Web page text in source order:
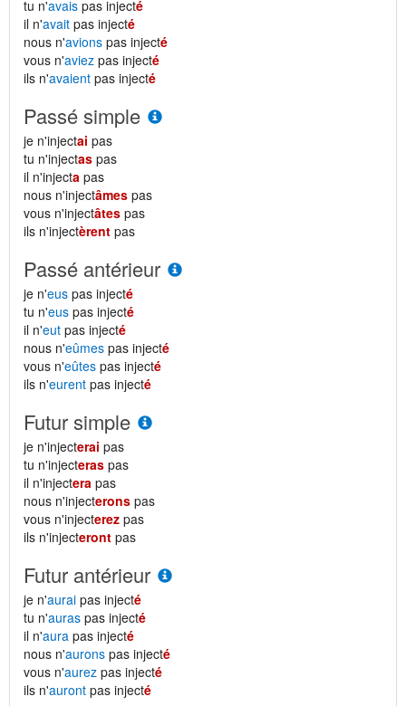
tu n'avais pas injecté
il n'avait pas injecté
nous n'avions pas injecté
vous n'aviez pas injecté
ils n'avaient pas injecté
Passé simple
je n'injectai pas
tu n'injectas pas
il n'injecta pas
nous n'injectâmes pas
vous n'injectâtes pas
ils n'injectèrent pas
Passé antérieur
je n'eus pas injecté
tu n'eus pas injecté
il n'eut pas injecté
nous n'eûmes pas injecté
vous n'eûtes pas injecté
ils n'eurent pas injecté
Futur simple
je n'injecterai pas
tu n'injecteras pas
il n'injectera pas
nous n'injecterons pas
vous n'injecterez pas
ils n'injecteront pas
Futur antérieur
je n'aurai pas injecté
tu n'auras pas injecté
il n'aura pas injecté
nous n'aurons pas injecté
vous n'aurez pas injecté
ils n'auront pas injecté